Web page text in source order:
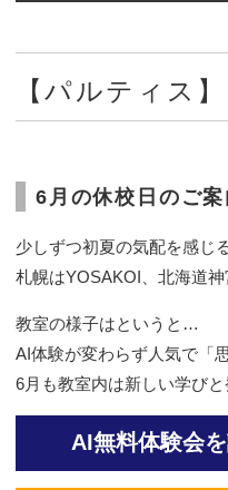
【パルティス
6月の休校日のご案
少しずつ初夏の気配を感じ
札幌はYOSAKOI、北海道
教室の様子はというと…
AI体験が変わらず人気で「
6月も教室内は新しい学び
AI無料体験会を